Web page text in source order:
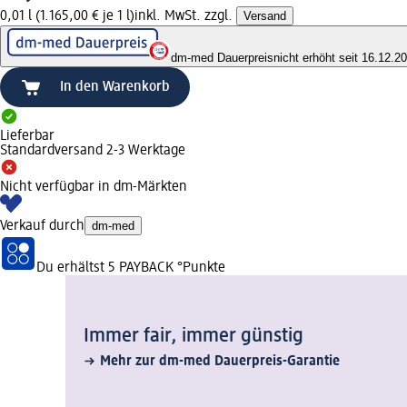
0,01 l (1.165,00 € je 1 l)inkl. MwSt. zzgl. Versand
dm-med Dauerpreisnicht erhöht seit
In den Warenkorb
Lieferbar
Standardversand 2-3 Werktage
Nicht verfügbar in dm-Märkten
Verkauf durch dm-med
Du erhältst 5 PAYBACK °Punkte
Immer fair,­ immer günstig
Mehr zur dm-med Dauerpreis-Garantie